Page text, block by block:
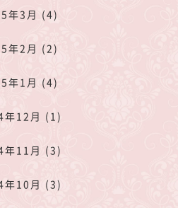
年3月 (4)
年2月 (2)
年1月 (4)
年12月 (1)
年11月 (3)
年10月 (3)